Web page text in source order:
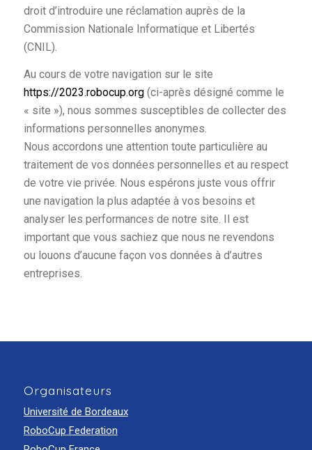
droit d’introduire une réclamation auprès de la
Commission Nationale Informatique et Libertés
(CNIL).
Au cours de votre navigation sur le site
https://2023.robocup.org(ci-après désigné comme le
« site »), nous sommes susceptibles de collecter des
informations personnelles anonymes.
Nous accordons une attention toute particulière au
traitement de vos données personnelles et au respect
de votre vie privée. Nous espérons juste vous offrir
une navigation la plus adaptée à vos besoins et
analyser les performances de notre site. Il est
important que vous sachiez que nous ne revendons
ou louons d’aucune façon vos données à d’autres
entreprises.
Organisateurs
Université de Bordeaux
RoboCup Federation